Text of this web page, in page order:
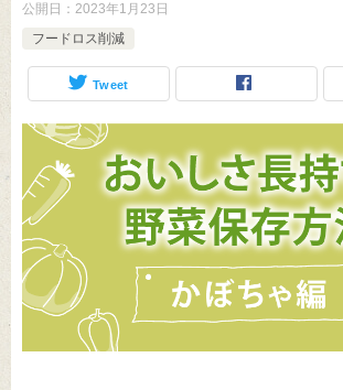
公開日： 2023年1月23日
フードロス削減
Tweet